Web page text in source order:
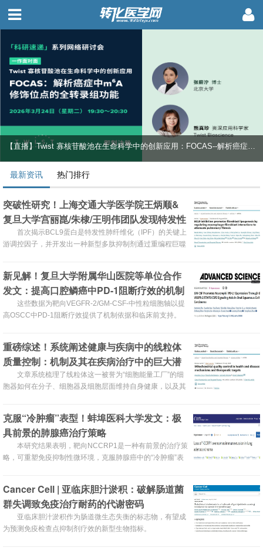
【直播】Twist 寡核苷酸池在生命科学中的创新应用：FOCAS--解析癌症中m6A修饰位点的全转录组功能
最新资讯 热门排行
突破性研究！上海交通大学医学院王炳顺&
复旦大学宫丽崑/朱棣/王明伟团队发现特发性
肺纤维化全新治疗靶点及候选药物
首次揭示BCL9蛋白是特发性肺纤维化（IPF）的关键上
游调控因子，并开发出一种新型多肽抑制剂通过重编程巨噬
新见解！复旦大学附属华山医院等单位合作
发文：提高口腔鳞癌中PD-1阻断疗效的机制
依据这些数据为靶向VEGFR-2/GM-CSF-中性粒细胞轴以提
高OSCC中PD-1阻断疗效提供了机制依据和临床前支持。
重磅综述！系统阐述健康与疾病中的线粒体
质量控制：机制及其在疾病治疗中的巨大潜
文章系统梳理了线粒体这一被誉为“细胞能量工厂”的细
胞器如何在分子、细胞器及细胞层面维持自身健康，以及其
克服“冷肿瘤”表型！蚌埠医科大学发文：极
具前景的肺腺癌治疗策略
本研究结果表明，靶向NCCRP1是一种有前景的治疗策
略，可重塑免疫抑制性微环境，克服肺腺癌中的“冷肿瘤”表
Cancer Cell | 亚临床胆汁淤积：破解肠道菌
群失调致免疫治疗耐药的代谢密码
亚临床胆汁淤积作为肠道微生态失衡的标志物，有望成
为预测免疫检查点抑制剂疗效的新型生物指标。